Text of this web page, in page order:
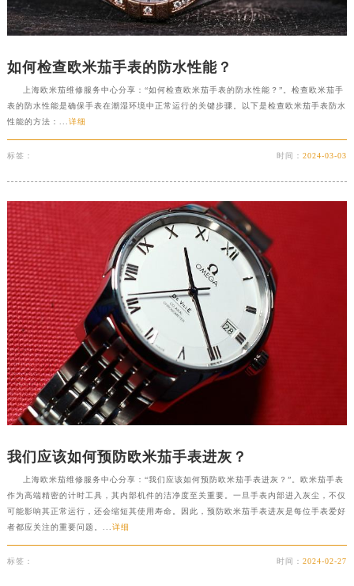
如何检查欧米茄手表的防水性能？
上海欧米茄维修服务中心分享：“如何检查欧米茄手表的防水性能？”。检查欧米茄手
表的防水性能是确保手表在潮湿环境中正常运行的关键步骤。以下是检查欧米茄手表防水
性能的方法：... 详细
标签： 时间：2024-03-03
我们应该如何预防欧米茄手表进灰？
上海欧米茄维修服务中心分享：“我们应该如何预防欧米茄手表进灰？”。欧米茄手表
作为高端精密的计时工具，其内部机件的洁净度至关重要。一旦手表内部进入灰尘，不仅
可能影响其正常运行，还会缩短其使用寿命。因此，预防欧米茄手表进灰是每位手表爱好
者都应关注的重要问题。... 详细
标签： 时间：2024-02-27